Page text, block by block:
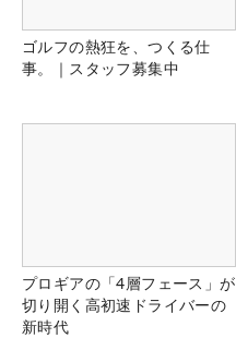
ゴルフの熱狂を、つくる仕
事。｜スタッフ募集中
プロギアの「4層フェース」が
切り開く高初速ドライバーの
新時代